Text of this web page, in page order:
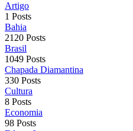
Artigo
1 Posts
Bahia
2120 Posts
Brasil
1049 Posts
Chapada Diamantina
330 Posts
Cultura
8 Posts
Economia
98 Posts